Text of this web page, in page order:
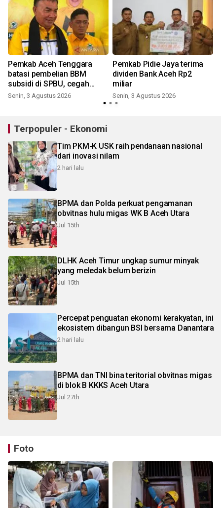
Pemkab Aceh Tenggara
batasi pembelian BBM
subsidi di SPBU, cegah
penimbunan
Senin, 3 Agustus 2026
Pemkab Pidie Jaya terima
dividen Bank Aceh Rp2
miliar
Senin, 3 Agustus 2026
Terpopuler - Ekonomi
Tim PKM-K USK raih pendanaan nasional
dari inovasi nilam
2 hari lalu
BPMA dan Polda perkuat pengamanan
obvitnas hulu migas WK B Aceh Utara
Jul 15th
DLHK Aceh Timur ungkap sumur minyak
yang meledak belum berizin
Jul 15th
Percepat penguatan ekonomi kerakyatan, ini
ekosistem dibangun BSI bersama Danantara
2 hari lalu
BPMA dan TNI bina teritorial obvitnas migas
di blok B KKKS Aceh Utara
Jul 27th
Foto